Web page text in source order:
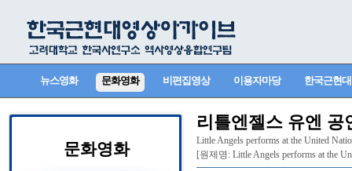
뉴스영화 문화영화 비편집영상 이용자마당 한국근현
문화영화
리틀엔젤스 유엔 공
Little Angels performs at the United
[원제명: Little Angels performs at the